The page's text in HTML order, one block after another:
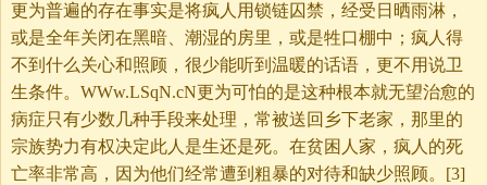
更为普遍的存在事实是将疯人用锁链囚禁，经受日晒雨淋，
或是全年关闭在黑暗、潮湿的房里，或是牲口棚中；疯人得
不到什么关心和照顾，很少能听到温暖的话语，更不用说卫
生条件。WWw.LSqN.cN更为可怕的是这种根本就无望治愈的
病症只有少数几种手段来处理，常被送回乡下老家，那里的
宗族势力有权决定此人是生还是死。在贫困人家，疯人的死
亡率非常高，因为他们经常遭到粗暴的对待和缺少照顾。[3]